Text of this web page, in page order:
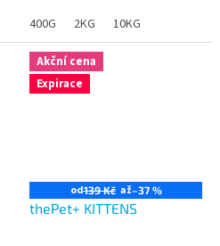
400G 2KG 10KG
Akční cena
Expirace
od139 Kč až–37 %
thePet+ KITTENS